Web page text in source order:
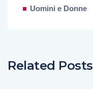
Uomini e Donne
Related Posts